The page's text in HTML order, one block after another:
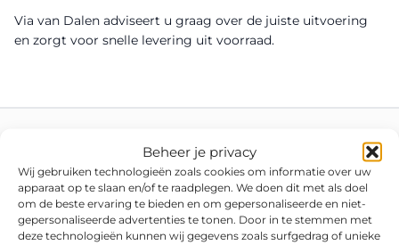
Beheer je privacy
Wij gebruiken technologieën zoals cookies om informatie over uw
apparaat op te slaan en/of te raadplegen. We doen dit met als doel
om de beste ervaring te bieden en om gepersonaliseerde en niet-
gepersonaliseerde advertenties te tonen. Door in te stemmen met
deze technologieën kunnen wij gegevens zoals surfgedrag of unieke
Via van Dalen adviseert u graag over de juiste uitvoering
en zorgt voor snelle levering uit voorraad.